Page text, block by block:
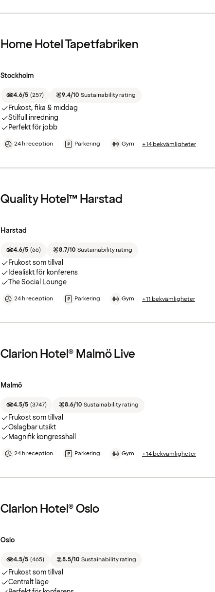
Home Hotel Tapetfabriken
Stockholm
4.6/5 (257) 9.4/10 Sustainability rating
Frukost, fika & middag
Stilfull inredning
Perfekt för jobb
24 h reception Parkering Gym +14 bekvämligheter
Quality Hotel™ Harstad
Harstad
4.6/5 (66) 8.7/10 Sustainability rating
Frukost som tillval
Idealiskt för konferens
The Social Lounge
24 h reception Parkering Gym +11 bekvämligheter
Clarion Hotel® Malmö Live
Malmö
4.5/5 (3747) 8.6/10 Sustainability rating
Frukost som tillval
Oslagbar utsikt
Magnifik kongresshall
24 h reception Parkering Gym +14 bekvämligheter
Clarion Hotel® Oslo
Oslo
4.5/5 (465) 8.5/10 Sustainability rating
Frukost som tillval
Centralt läge